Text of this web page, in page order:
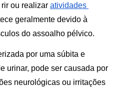
rir ou realizar atividades
geralmente devido à
do assoalho pélvico.
por uma súbita e
neurológicas ou irritações